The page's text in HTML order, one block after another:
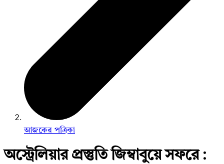
আজকের পত্রিকা
অস্ট্রেলিয়ার প্রস্তুতি জিম্বাবুয়ে সফরে :